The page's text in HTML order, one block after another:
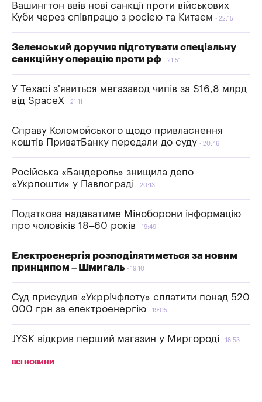
Вашингтон ввів нові санкції проти військових
Куби через співпрацю з росією та Китаєм
22:15
Зеленський доручив підготувати спеціальну
санкційну операцію проти рф
21:51
У Техасі з'явиться мегазавод чипів за $16,8 млрд
від SpaceX
21:11
Справу Коломойського щодо привласнення
коштів ПриватБанку передали до суду
20:46
Російська «Бандероль» знищила депо
«Укрпошти» у Павлограді
20:13
Податкова надаватиме Міноборони інформацію
про чоловіків 18–60 років
19:49
Електроенергія розподілятиметься за новим
принципом – Шмигаль
19:10
Суд присудив «Укррічфлоту» сплатити понад 520
000 грн за електроенергію
19:05
JYSK відкрив перший магазин у Миргороді 18:53
ВСІ НОВИНИ